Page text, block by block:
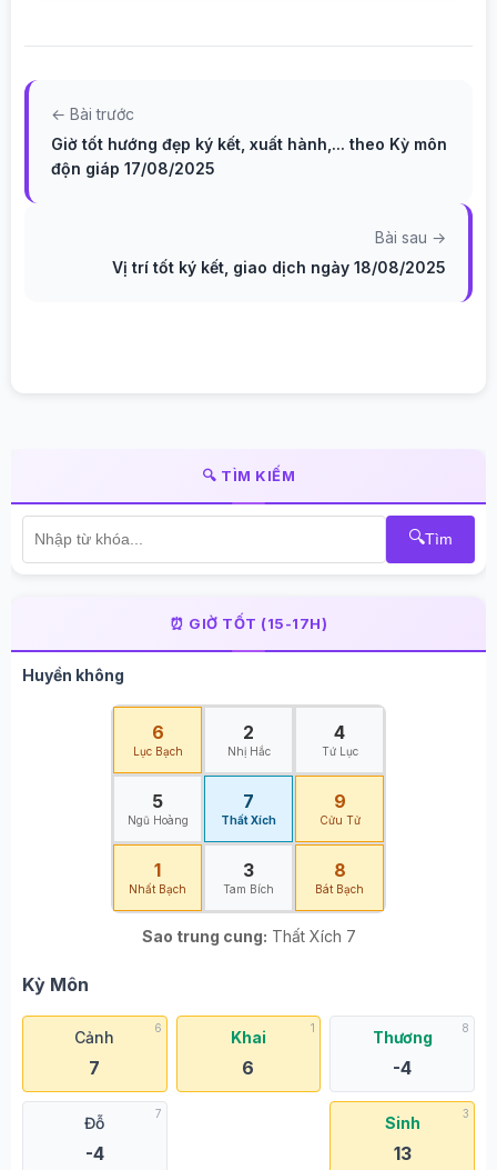
← Bài trước
Giờ tốt hướng đẹp ký kết, xuất hành,... theo Kỳ môn
độn giáp 17/08/2025
Bài sau →
Vị trí tốt ký kết, giao dịch ngày 18/08/2025
🔍 TÌM KIẾM
🔍Tìm
⏰ GIỜ TỐT (15-17H)
Huyền không
6
Lục Bạch
2
Nhị Hắc
4
Tứ Lục
5
Ngũ Hoàng
7
Thất Xích
9
Cửu Tử
1
Nhất Bạch
3
Tam Bích
8
Bát Bạch
Sao trung cung: Thất Xích 7
Kỳ Môn
6
Cảnh
7
1
Khai
6
8
Thương
-4
7
Đỗ
-4
3
Sinh
13